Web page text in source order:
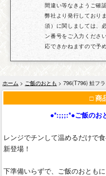
間違い等なきようご確
弊社より発行しており
須）に関しましては、
ン番号をご入力くださ
応できかねますので予
ホーム > ご飯のおとも > 796(T796) 鮭フ
□ 商
●*:;;;:*●ご飯のお
レンジでチンして温めるだけで
新登場！
下準備いらずで、ご飯のおとも